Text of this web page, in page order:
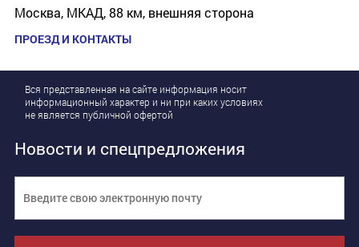
Москва, МКАД, 88 км, внешняя сторона
ПРОЕЗД И КОНТАКТЫ
Вся представленная на сайте информация носит
информационный характер и ни при каких условиях
не является публичной офертой
Новости и спецпредложения